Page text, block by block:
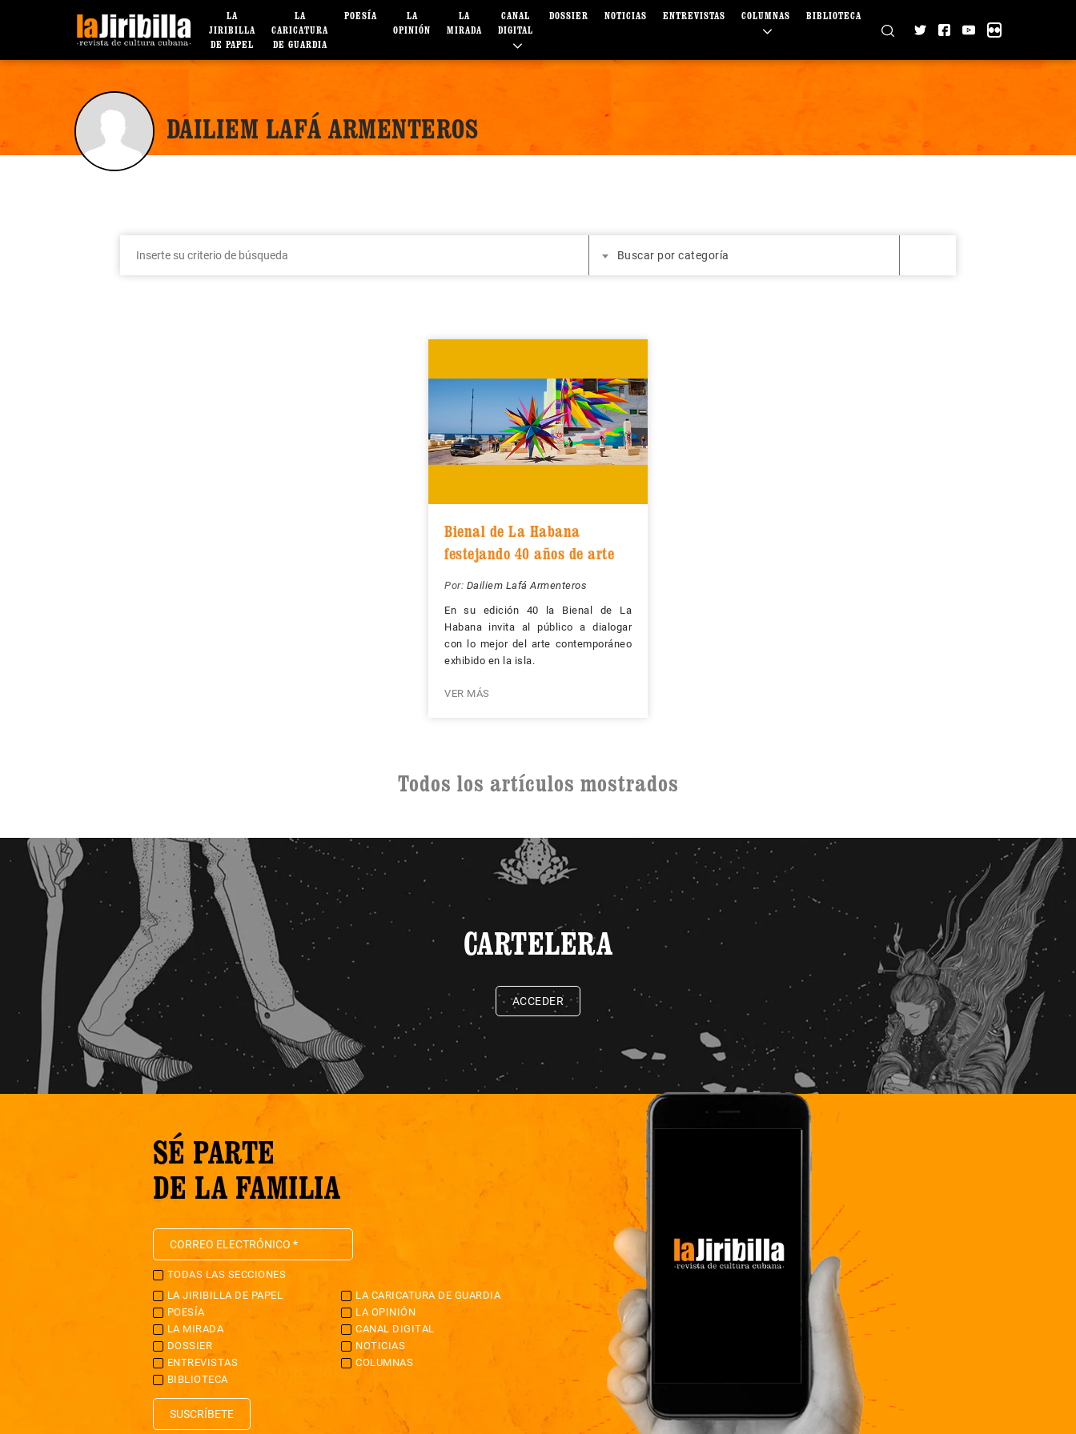
LA
JIRIBILLA
DE PAPEL
LA
CARICATURA
DE GUARDIA
POESÍA
LA
OPINIÓN
LA
MIRADA
CANAL
DIGITAL
DOSSIER NOTICIAS ENTREVISTAS COLUMNAS BIBLIOTECA
DAILIEM LAFÁ ARMENTEROS
Buscar por categoría
Bienal de La Habana
festejando 40 años de arte
Por: Dailiem Lafá Armenteros
En su edición 40 la Bienal de La
Habana invita al público a dialogar
con lo mejor del arte contemporáneo
exhibido en la isla.
VER MÁS
Todos los artículos mostrados
CARTELERA
ACCEDER
SÉ PARTE
DE LA FAMILIA
TODAS LAS SECCIONES
LA JIRIBILLA DE PAPEL
LA CARICATURA DE GUARDIA
POESÍA
LA OPINIÓN
LA MIRADA
CANAL DIGITAL
DOSSIER
NOTICIAS
ENTREVISTAS
COLUMNAS
BIBLIOTECA
SUSCRÍBETE